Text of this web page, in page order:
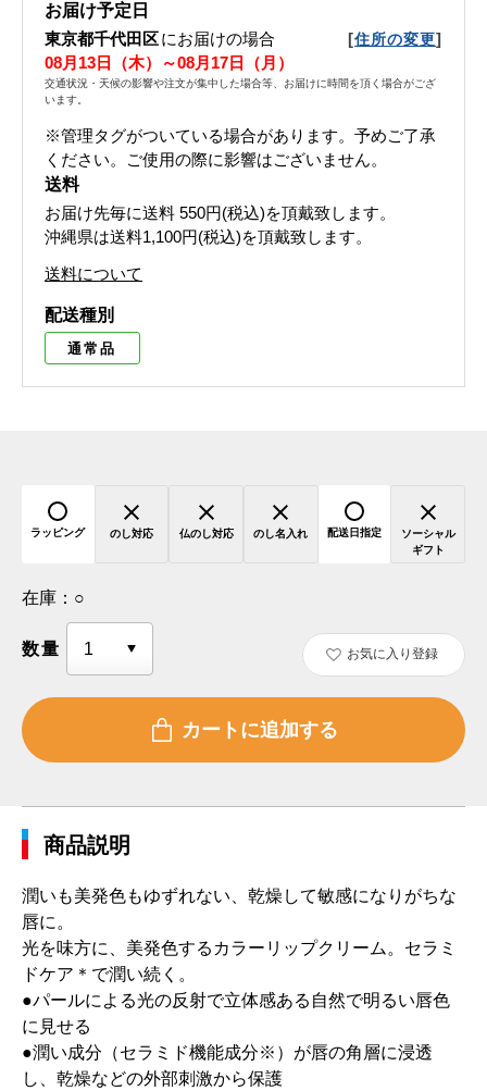
お届け予定日
東京都千代田区にお届けの場合 [住所の変更]
08月13日（木）～08月17日（月）
交通状況・天候の影響や注文が集中した場合等、お届けに時間を頂く場合がござ
います。
※管理タグがついている場合があります。予めご了承
ください。ご使用の際に影響はございません。
送料
お届け先毎に送料 550円(税込)を頂戴致します。
沖縄県は送料1,100円(税込)を頂戴致します。
送料について
配送種別
通常品
ラッピング のし対応 仏のし対応 のし名入れ 配送日指定
ソーシャル
ギフト
在庫： ○
数量 お気に入り登録
商品説明
潤いも美発色もゆずれない、乾燥して敏感になりがちな
唇に。
光を味方に、美発色するカラーリップクリーム。セラミ
ドケア＊で潤い続く。
●パールによる光の反射で立体感ある自然で明るい唇色
に見せる
●潤い成分（セラミド機能成分※）が唇の角層に浸透
し、乾燥などの外部刺激から保護